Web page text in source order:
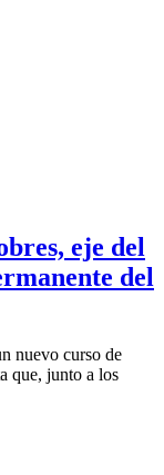
eje del
del
nuevo curso de
que, junto a los